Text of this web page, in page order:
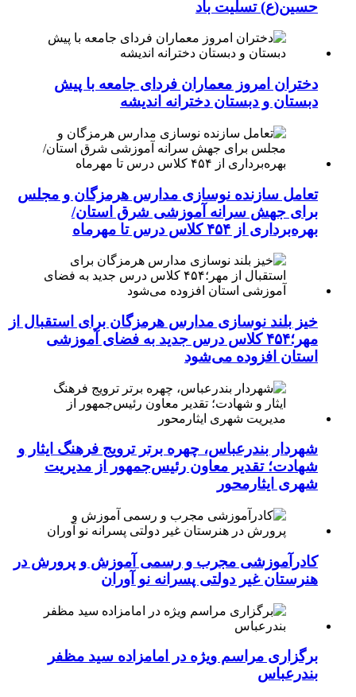
حسین(ع) تسلیت باد
دختران امروز معماران فردای جامعه با پیش
دبستان و دبستان دخترانه اندیشه
تعامل سازنده نوسازی مدارس هرمزگان و مجلس
برای جهش سرانه آموزشی شرق استان/
بهره‌برداری از ۴۵۴ کلاس درس تا مهرماه
خیز بلند نوسازی مدارس هرمزگان برای استقبال از
مهر؛۴۵۴ کلاس درس جدید به فضای آموزشی
استان افزوده می‌شود
شهردار بندرعباس، چهره برتر ترویج فرهنگ ایثار و
شهادت؛ تقدیر معاون رئیس‌جمهور از مدیریت
شهری ایثارمحور
کادرآموزشی مجرب و رسمی آموزش و پرورش در
هنرستان غیر دولتی پسرانه نو آوران
برگزاری مراسم ویژه در امامزاده سید مظفر
بندرعباس